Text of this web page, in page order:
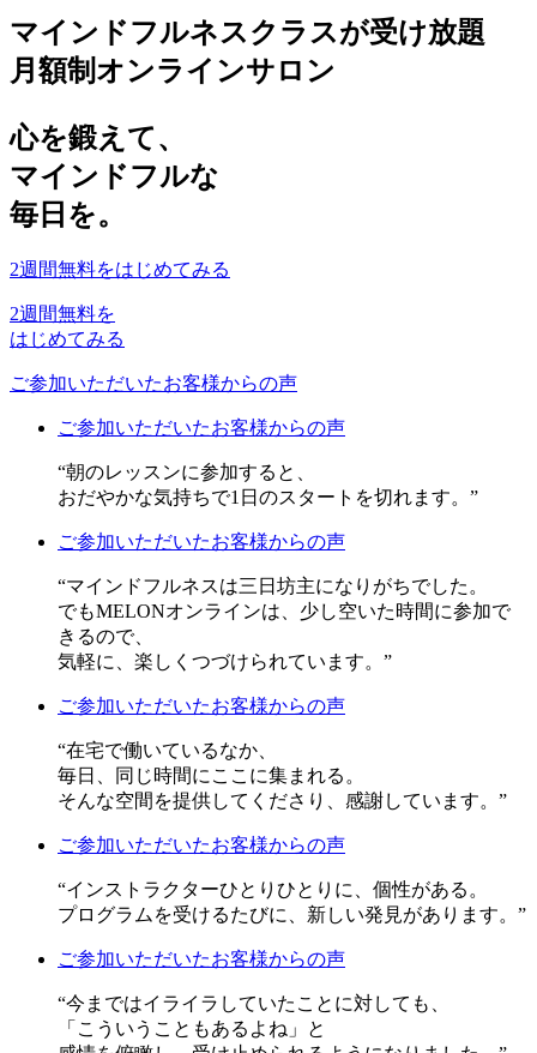
マインドフルネスクラスが受け放題
月額制オンラインサロン
心を鍛えて、
マインドフルな
毎日を。
2週間無料をはじめてみる
2週間無料を
はじめてみる
ご参加いただいたお客様からの声
ご参加いただいたお客様からの声
“朝のレッスンに参加すると、
おだやかな気持ちで1日のスタートを切れます。”
ご参加いただいたお客様からの声
“マインドフルネスは三日坊主になりがちでした。
でもMELONオンラインは、少し空いた時間に参加で
きるので、
気軽に、楽しくつづけられています。”
ご参加いただいたお客様からの声
“在宅で働いているなか、
毎日、同じ時間にここに集まれる。
そんな空間を提供してくださり、感謝しています。”
ご参加いただいたお客様からの声
“インストラクターひとりひとりに、個性がある。
プログラムを受けるたびに、新しい発見があります。”
ご参加いただいたお客様からの声
“今まではイライラしていたことに対しても、
「こういうこともあるよね」と